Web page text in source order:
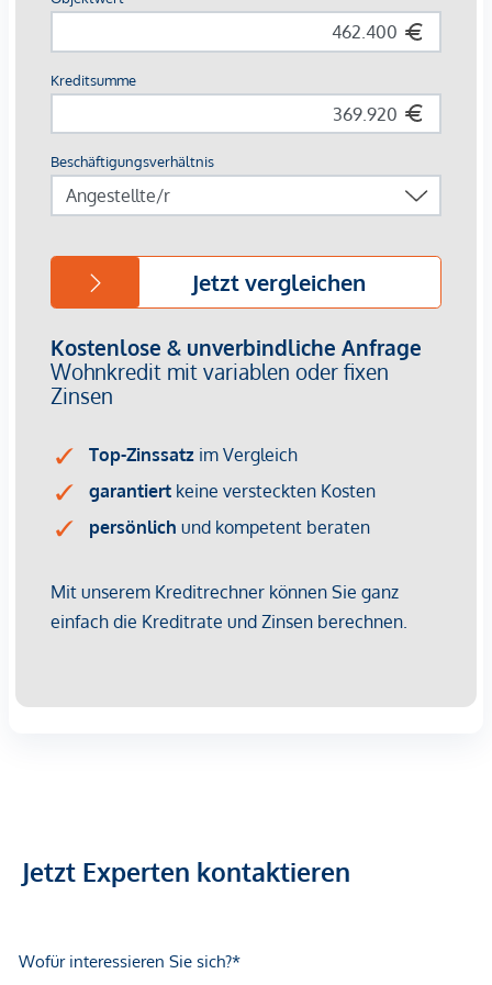
Baubeginn Ende 2024, Fertigstellung Herbst 2026
Die monatlichen Betriebskosten sind noch nicht bekannt.
©ZoomVP
Wir weisen darauf hin, dass zwischen dem Vermittler und
wirtschaftliches Naheverhältnis besteht.
Der Vermittler ist als Doppelmakler tätig.
Infrastruktur / Entfernungen
Arzt <500m
Klinik <1.000m
Krankenhaus <1.000m
Kinder & Schulen
Schule <500m
Sonstige
Post <500m
Jetzt Experten kontaktieren